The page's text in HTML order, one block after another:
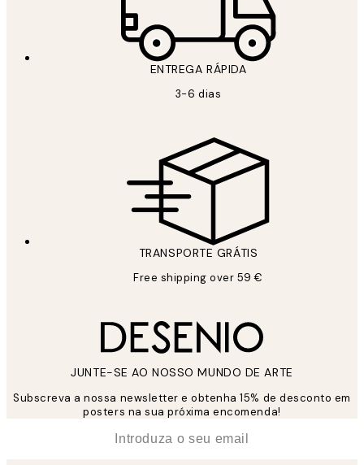
ENTREGA RÁPIDA
3-6 dias
TRANSPORTE GRÁTIS
Free shipping over 59 €
JUNTE-SE AO NOSSO MUNDO DE ARTE
Subscreva a nossa newsletter e obtenha 15% de desconto em
posters na sua próxima encomenda!